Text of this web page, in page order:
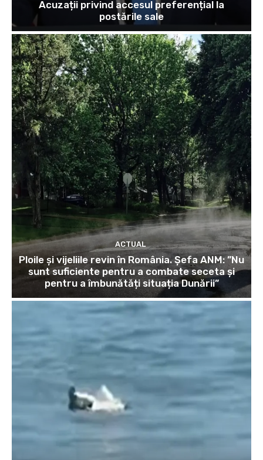
Acuzații privind accesul preferențial la
postările sale
ACTUAL
Ploile și vijeliile revin în România. Șefa ANM: ”Nu
sunt suficiente pentru a combate seceta și
pentru a îmbunătăți situația Dunării”